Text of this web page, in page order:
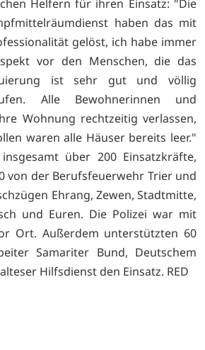
Helfern für ihren Einsatz: "Die
haben das mit
gelöst, ich habe immer
vor den Menschen, die das
ist sehr gut und völlig
Alle Bewohnerinnen und
Wohnung rechtzeitig verlassen,
waren alle Häuser bereits leer."
über 200 Einsatzkräfte,
von der Berufsfeuerwehr Trier und
Ehrang, Zewen, Stadtmitte,
und Euren. Die Polizei war mit
Ort. Außerdem unterstützten 60
Samariter Bund, Deutschem
Hilfsdienst den Einsatz. RED